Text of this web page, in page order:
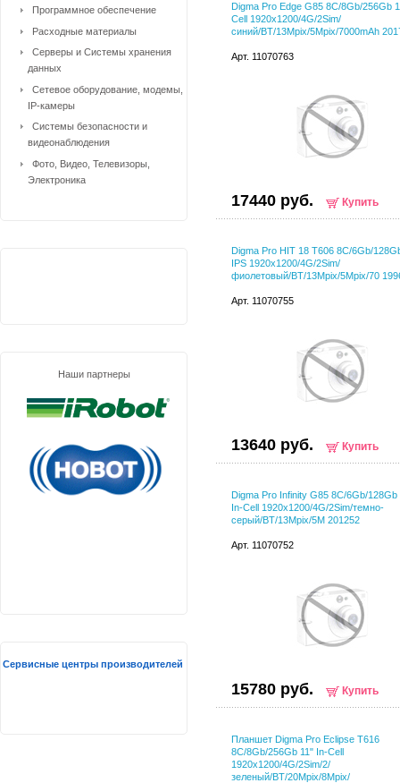
Digma Pro Edge G85 8C/8Gb/256Gb
Cell 1920x1200/4G/2Sim/
синий/BT/13Mpix/5Mpix/7000mAh
Арт. 11070763
17440 руб. Купить
Digma Pro HIT 18 T606 8C/6Gb/
IPS 1920x1200/4G/2Sim/
фиолетовый/BT/13Mpix/5Mpix/70
Арт. 11070755
13640 руб. Купить
Digma Pro Infinity G85 8C/6Gb/128Gb
In-Cell 1920x1200/4G/2Sim/темно-
серый/BT/13Mpix/5M 201252
Арт. 11070752
15780 руб. Купить
Планшет Digma Pro Eclipse T616
8C/8Gb/256Gb 11" In-Cell
1920x1200/4G/2Sim/2/
зеленый/BT/20Mpix/8Mpix/
Программное обеспечение
Расходные материалы
Серверы и Системы хранения
данных
Сетевое оборудование, модемы,
IP-камеры
Системы безопасности и
видеонаблюдения
Фото, Видео, Телевизоры,
Электроника
Наши партнеры
Сервисные центры производителей